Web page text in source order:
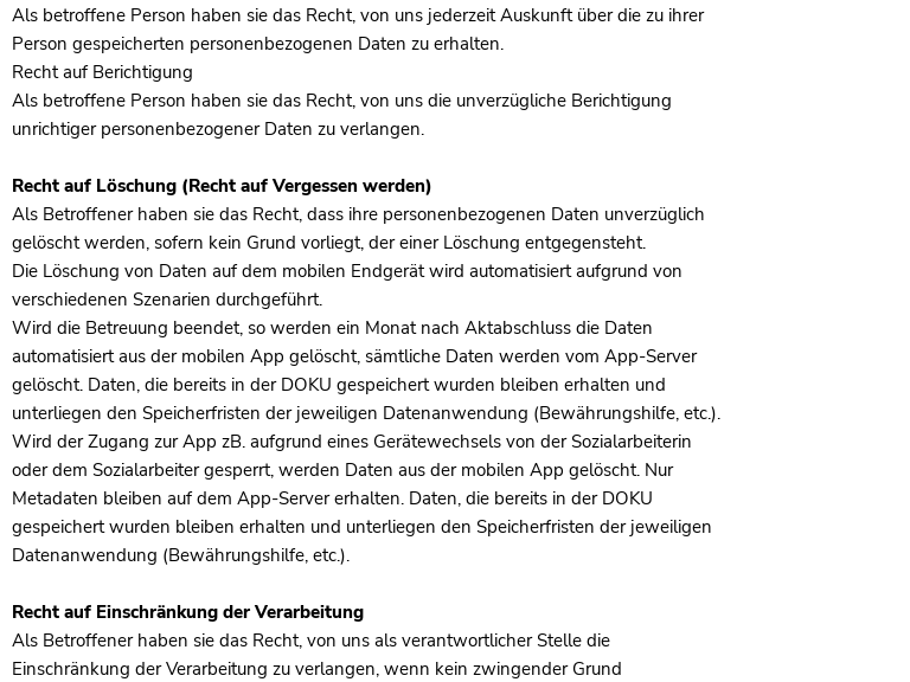
Als betroffene Person haben sie das Recht, von uns jederzeit Auskunft über die zu ihrer
Person gespeicherten personenbezogenen Daten zu erhalten.
Recht auf Berichtigung
Als betroffene Person haben sie das Recht, von uns die unverzügliche Berichtigung
unrichtiger personenbezogener Daten zu verlangen.
Recht auf Löschung (Recht auf Vergessen werden)
Als Betroffener haben sie das Recht, dass ihre personenbezogenen Daten unverzüglich
gelöscht werden, sofern kein Grund vorliegt, der einer Löschung entgegensteht.
Die Löschung von Daten auf dem mobilen Endgerät wird automatisiert aufgrund von
verschiedenen Szenarien durchgeführt.
Wird die Betreuung beendet, so werden ein Monat nach Aktabschluss die Daten
automatisiert aus der mobilen App gelöscht, sämtliche Daten werden vom App-Server
gelöscht. Daten, die bereits in der DOKU gespeichert wurden bleiben erhalten und
unterliegen den Speicherfristen der jeweiligen Datenanwendung (Bewährungshilfe, etc.).
Wird der Zugang zur App zB. aufgrund eines Gerätewechsels von der Sozialarbeiterin
oder dem Sozialarbeiter gesperrt, werden Daten aus der mobilen App gelöscht. Nur
Metadaten bleiben auf dem App-Server erhalten. Daten, die bereits in der DOKU
gespeichert wurden bleiben erhalten und unterliegen den Speicherfristen der jeweiligen
Datenanwendung (Bewährungshilfe, etc.).
Recht auf Einschränkung der Verarbeitung
Als Betroffener haben sie das Recht, von uns als verantwortlicher Stelle die
Einschränkung der Verarbeitung zu verlangen, wenn kein zwingender Grund